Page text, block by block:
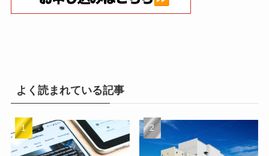
よく読まれている記事